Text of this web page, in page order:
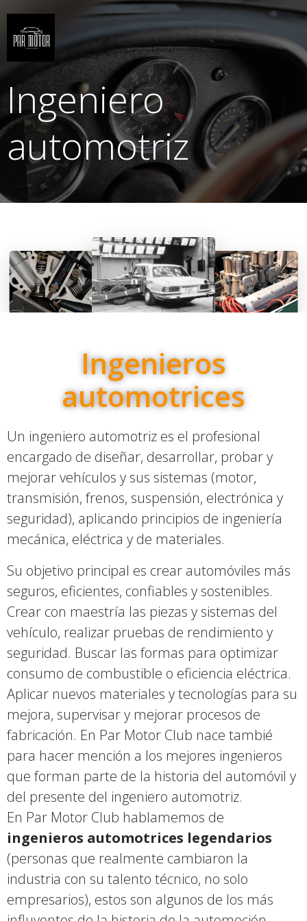
Saltar
al
contenido
Ingeniero
automotriz
Ingenieros
automotrices
Un ingeniero automotriz es el profesional
encargado de diseñar, desarrollar, probar y
mejorar vehículos y sus sistemas (motor,
transmisión, frenos, suspensión, electrónica y
seguridad), aplicando principios de ingeniería
mecánica, eléctrica y de materiales.
Su objetivo principal es crear automóviles más
seguros, eficientes, confiables y sostenibles.
Crear con maestría las piezas y sistemas del
vehículo, realizar pruebas de rendimiento y
seguridad. Buscar las formas para optimizar
consumo de combustible o eficiencia eléctrica.
Aplicar nuevos materiales y tecnologías para su
mejora, supervisar y mejorar procesos de
fabricación. En Par Motor Club nace tambié
para hacer mención a los mejores ingenieros
que forman parte de la historia del automóvil y
del presente del ingeniero automotriz.
En Par Motor Club hablamemos de
ingenieros automotrices legendarios
(personas que realmente cambiaron la
industria con su talento técnico, no solo
empresarios), estos son algunos de los más